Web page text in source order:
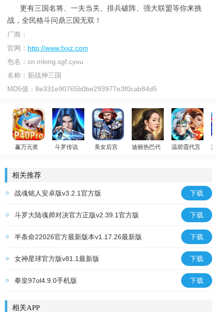
更有三国名将、一夫当关、排兵破阵、强大联盟等你来挑
战，全民格斗问鼎三国无双！
厂商：
官网： http://www.fxxz.com
包名： cn.mlong.sgf.cyou
名称： 新战神三国
MD5值： 8e331e90765b0be293977e3f0cab84d5
赢万元奖
斗罗传说
美女后宫
迪丽热巴代言
温碧霞代言
相关推荐
战魂铭人安卓版v3.2.1官方版 下载
斗罗大陆魂师对决官方正版v2.39.1官方版 下载
半条命22026官方最新版本v1.17.26最新版 下载
女神星球官方版v81.1最新版 下载
拳皇97ol4.9.0手机版 下载
相关APP